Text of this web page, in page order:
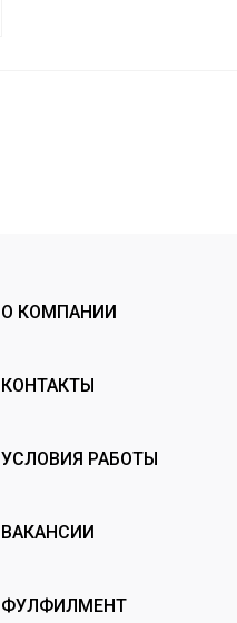
О КОМПАНИИ
КОНТАКТЫ
УСЛОВИЯ РАБОТЫ
ВАКАНСИИ
ФУЛФИЛМЕНТ